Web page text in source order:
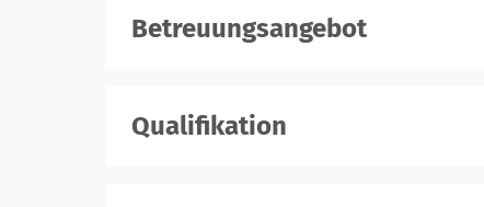
Betreuungsangebot
Qualifikation